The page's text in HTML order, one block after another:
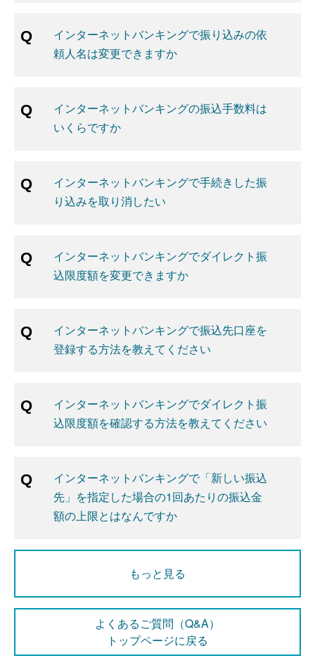
インターネットバンキングで振り込みの依
頼人名は変更できますか
インターネットバンキングの振込手数料は
いくらですか
インターネットバンキングで手続きした振
り込みを取り消したい
インターネットバンキングでダイレクト振
込限度額を変更できますか
インターネットバンキングで振込先口座を
登録する方法を教えてください
インターネットバンキングでダイレクト振
込限度額を確認する方法を教えてください
インターネットバンキングで「新しい振込
先」を指定した場合の1回あたりの振込金
額の上限とはなんですか
もっと見る
よくあるご質問（Q&A）
トップページに戻る